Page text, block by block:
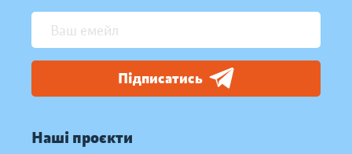
Підписатись
Наші проєкти